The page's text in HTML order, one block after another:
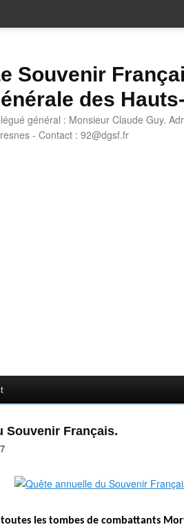
Souvenir
des
général : Monsieur Claude Guy.
- Contact : 92@dgsf.fr
Souvenir Français.
toutes les tombes de combattants